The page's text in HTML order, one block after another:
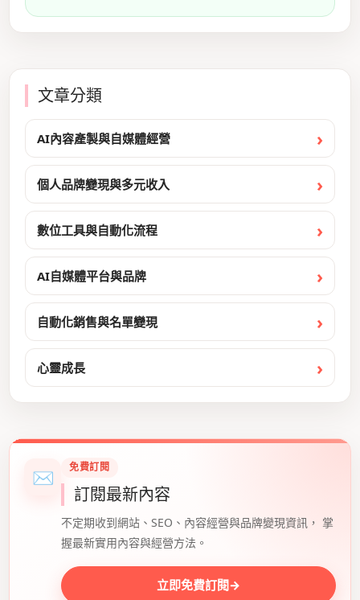
文章分類
AI內容產製與自媒體經營
個人品牌變現與多元收入
數位工具與自動化流程
AI自媒體平台與品牌
自動化銷售與名單變現
心靈成長
✉ 免費訂閱
訂閱最新內容
不定期收到網站、SEO、內容經營與品牌變現資訊， 掌
握最新實用內容與經營方法。
立即免費訂閱→